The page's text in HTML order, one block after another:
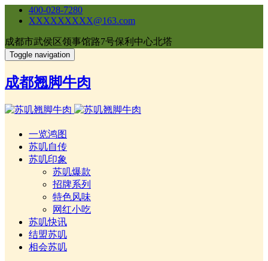
400-028-7280
XXXXXXXXX@163.com
成都市武侯区领事馆路7号保利中心北塔
Toggle navigation
成都翘脚牛肉
一览鸿图
苏叽自传
苏叽印象
苏叽爆款
招牌系列
特色风味
网红小吃
苏叽快讯
结盟苏叽
相会苏叽